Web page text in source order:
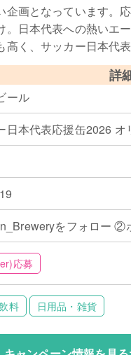
企画となっています。
。日本代表への熱いエ
く、サッカー日本代
詳
ール
日本代表応援缶2026 オ
をフォロー ②
応募
料 日用品・雑貨